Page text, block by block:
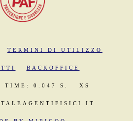
TERMINI DI UTILIZZO
BACKOFFICE
TIME: 0.047 S. XS